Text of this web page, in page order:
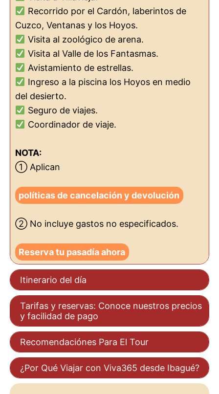
Recorrido por el Cardón, laberintos de
Cuzco, Ventanas y los Hoyos.
Visita al zoológico de arena.
Visita al Valle de los Fantasmas.
Avistamiento de estrellas.
Ingreso a la piscina los Hoyos en medio
del desierto.
Seguro de viajes.
Coordinador de viaje.
NOTA:
① Aplican
políticas de cancelación y devolución
② No incluye gastos no especificados.
Reserva tu pasadía ahora
Itinerario del día
Tarifas y reservas: Conoce nuestros precios
y facilidad de pago
Recomendaciónes Para El Tour
¿Por Qué Viajar con Viva365 desde Ibagué?